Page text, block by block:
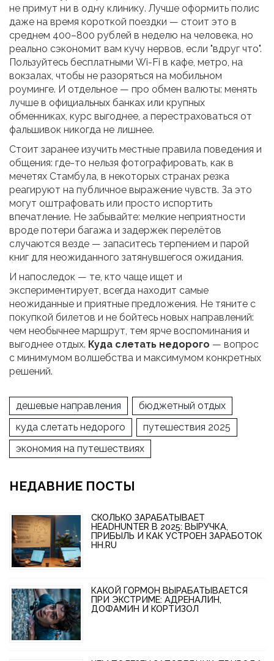
не примут ни в одну клинику. Лучше оформить полис
даже на время короткой поездки — стоит это в
среднем 400–800 рублей в неделю на человека, но
реально сэкономит вам кучу нервов, если "вдруг что".
Пользуйтесь бесплатными Wi-Fi в кафе, метро, на
вокзалах, чтобы не разоряться на мобильном
роуминге. И отдельное — про обмен валюты: менять
лучше в официальных банках или крупных
обменниках, курс выгоднее, а перестраховаться от
фальшивок никогда не лишнее.
Стоит заранее изучить местные правила поведения и
общения: где-то нельзя фотографировать, как в
мечетях Стамбула, в некоторых странах резка
реагируют на публичное выражение чувств. За это
могут оштрафовать или просто испортить
впечатление. Не забывайте: мелкие неприятности
вроде потери багажа и задержек перелётов
случаются везде — запаситесь терпением и парой
книг для неожиданного затянувшегося ожидания.
И напоследок — те, кто чаще ищет и
экспериментирует, всегда находит самые
неожиданные и приятные предложения. Не тяните с
покупкой билетов и не бойтесь новых направлений:
чем необычнее маршрут, тем ярче воспоминания и
выгоднее отдых. Куда слетать недорого — вопрос
с минимумом волшебства и максимумом конкретных
решений.
дешевые направления
бюджетный отдых
куда слетать недорого
путешествия 2025
экономия на путешествиях
НЕДАВНИЕ ПОСТЫ
СКОЛЬКО ЗАРАБАТЫВАЕТ
HEADHUNTER В 2025: ВЫРУЧКА,
ПРИБЫЛЬ И КАК УСТРОЕН ЗАРАБОТОК
HH.RU
КАКОЙ ГОРМОН ВЫРАБАТЫВАЕТСЯ
ПРИ ЭКСТРИМЕ: АДРЕНАЛИН,
ДОФАМИН И КОРТИЗОЛ